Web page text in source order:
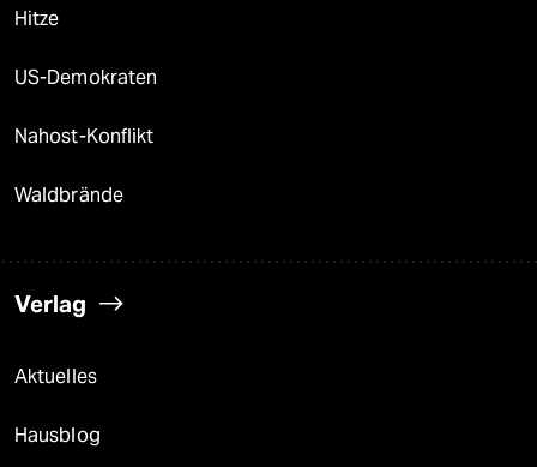
Hitze
US-Demokraten
Nahost-Konflikt
Waldbrände
Verlag
Aktuelles
Hausblog